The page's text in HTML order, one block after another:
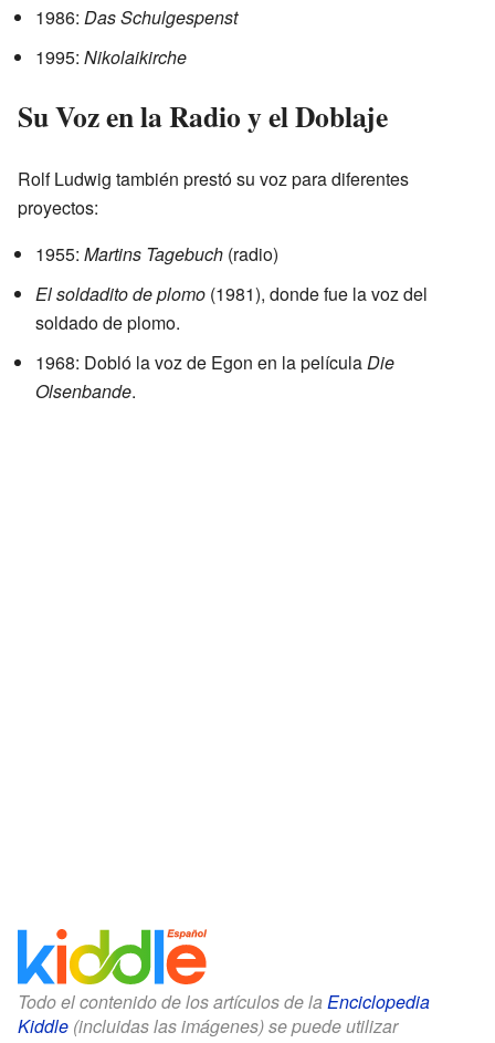
1986: Das Schulgespenst
1995: Nikolaikirche
Su Voz en la Radio y el Doblaje
Rolf Ludwig también prestó su voz para diferentes
proyectos:
1955: Martins Tagebuch (radio)
El soldadito de plomo (1981), donde fue la voz del
soldado de plomo.
1968: Dobló la voz de Egon en la películaDie
Olsenbande.
Todo el contenido de los artículos de la Enciclopedia
Kiddle (incluidas las imágenes) se puede utilizar